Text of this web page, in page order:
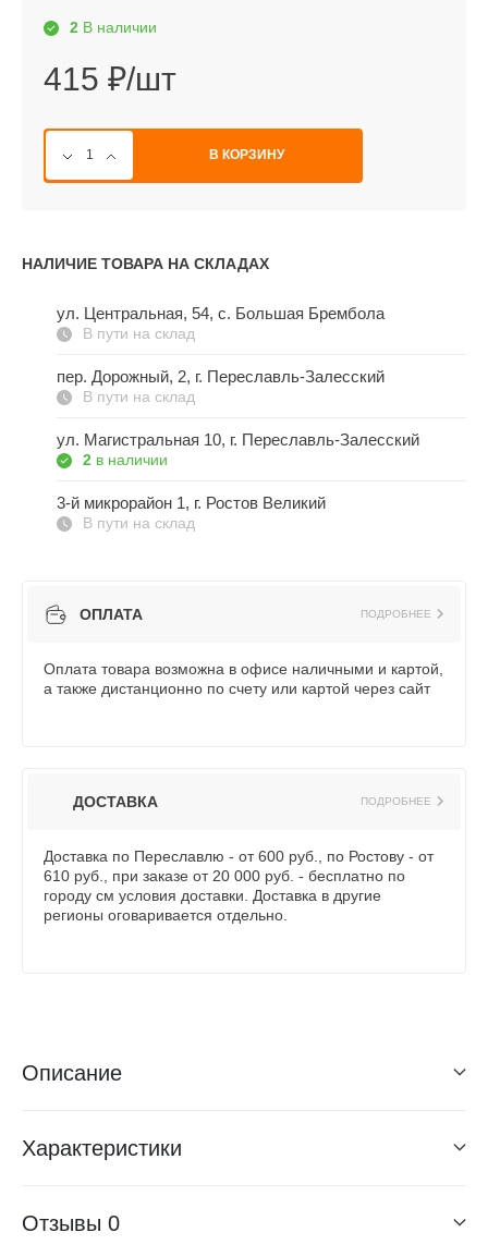
2 В наличии
415 ₽/шт
В КОРЗИНУ
НАЛИЧИЕ ТОВАРА НА СКЛАДАХ
ул. Центральная, 54, c. Большая Брембола
В пути на склад
пер. Дорожный, 2, г. Переславль-Залесский
В пути на склад
ул. Магистральная 10, г. Переславль-Залесский
2 в наличии
3-й микрорайон 1, г. Ростов Великий
В пути на склад
ОПЛАТА ПОДРОБНЕЕ
Оплата товара возможна в офисе наличными и картой,
а также дистанционно по счету или картой через сайт
ДОСТАВКА ПОДРОБНЕЕ
Доставка по Переславлю - от 600 руб., по Ростову - от
610 руб., при заказе от 20 000 руб. - бесплатно по
городу см условия доставки. Доставка в другие
регионы оговаривается отдельно.
Описание
Характеристики
Отзывы 0